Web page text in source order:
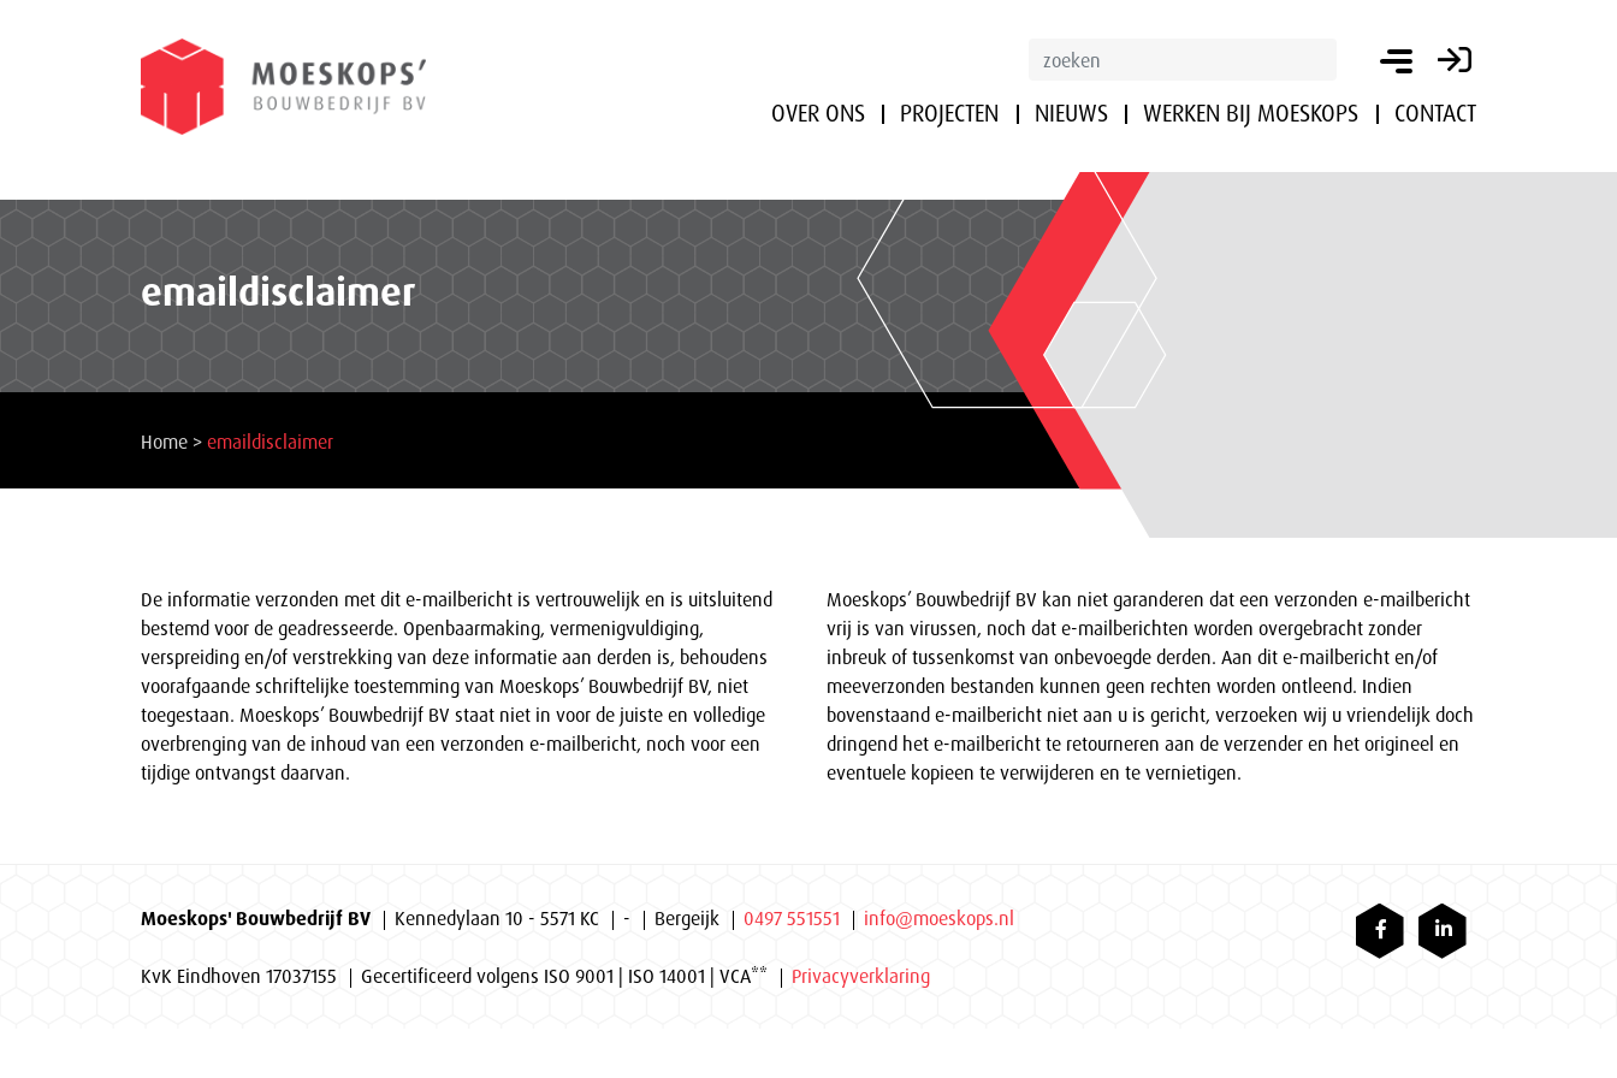
OVER ONS PROJECTEN NIEUWS WERKEN BIJ MOESKOPS CONTACT
emaildisclaimer
Home > emaildisclaimer
De informatie verzonden met dit e-mailbericht is vertrouwelijk en is uitsluitend
bestemd voor de geadresseerde. Openbaarmaking, vermenigvuldiging,
verspreiding en/of verstrekking van deze informatie aan derden is, behoudens
voorafgaande schriftelijke toestemming van Moeskops’ Bouwbedrijf BV, niet
toegestaan. Moeskops’ Bouwbedrijf BV staat niet in voor de juiste en volledige
overbrenging van de inhoud van een verzonden e-mailbericht, noch voor een
tijdige ontvangst daarvan.
Moeskops’ Bouwbedrijf BV kan niet garanderen dat een verzonden e-mailbericht
vrij is van virussen, noch dat e-mailberichten worden overgebracht zonder
inbreuk of tussenkomst van onbevoegde derden. Aan dit e-mailbericht en/of
meeverzonden bestanden kunnen geen rechten worden ontleend. Indien
bovenstaand e-mailbericht niet aan u is gericht, verzoeken wij u vriendelijk doch
dringend het e-mailbericht te retourneren aan de verzender en het origineel en
eventuele kopieen te verwijderen en te vernietigen.
Moeskops' Bouwbedrijf BV Kennedylaan 10 - 5571 KC - Bergeijk 0497 551551 info@moeskops.nl
KvK Eindhoven 17037155 Gecertificeerd volgens ISO 9001 | ISO 14001 | VCA** Privacyverklaring